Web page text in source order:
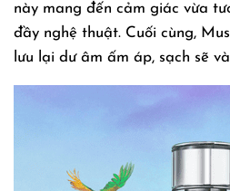
này mang đến cảm giác vừa
đầy nghệ thuật. Cuối cùng,
lưu lại dư âm ấm áp, sạch sẽ